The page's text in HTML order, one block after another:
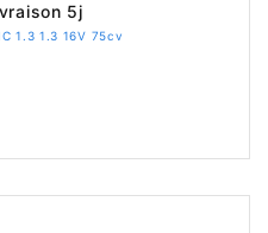
5j
1.3 1.3 16V 75cv